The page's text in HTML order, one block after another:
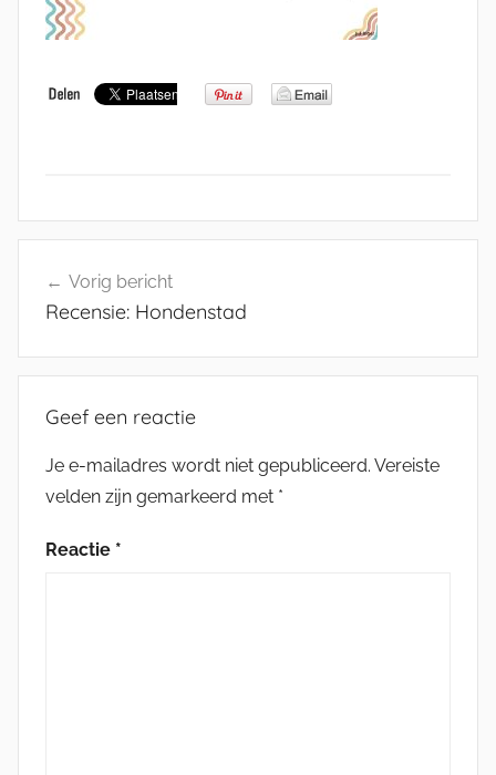
navigatie
Vorig bericht
Recensie: Hondenstad
Geef een reactie
Je e-mailadres wordt niet gepubliceerd. Vereiste
velden zijn gemarkeerd met *
Reactie *